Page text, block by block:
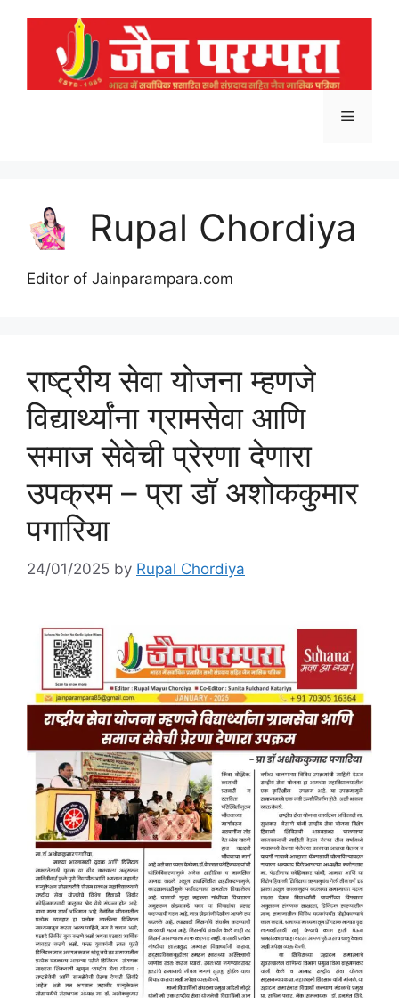
Menu
Rupal Chordiya
Editor of Jainparampara.com
राष्ट्रीय सेवा योजना म्हणजे
विद्यार्थ्यांना ग्रामसेवा आणि
समाज सेवेची प्रेरणा देणारा
उपक्रम – प्रा डॉ अशोककुमार
पगारिया
24/01/2025 by Rupal Chordiya